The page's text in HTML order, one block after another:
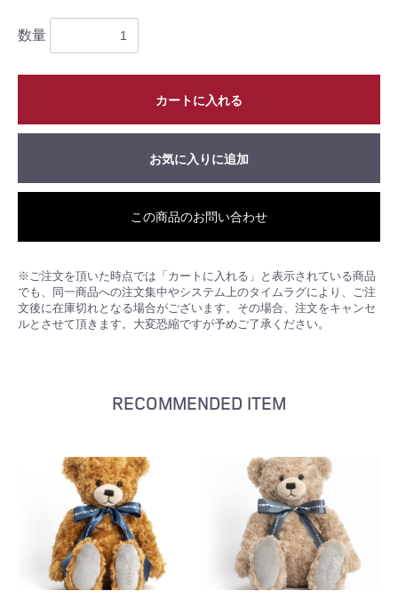
数量
カートに入れる
お気に入りに追加
この商品のお問い合わせ
※ご注文を頂いた時点では「カートに入れる」と表示されている商品
でも、同一商品への注文集中やシステム上のタイムラグにより、ご注
文後に在庫切れとなる場合がございます。その場合、注文をキャンセ
ルとさせて頂きます。大変恐縮ですが予めご了承ください。
RECOMMENDED ITEM